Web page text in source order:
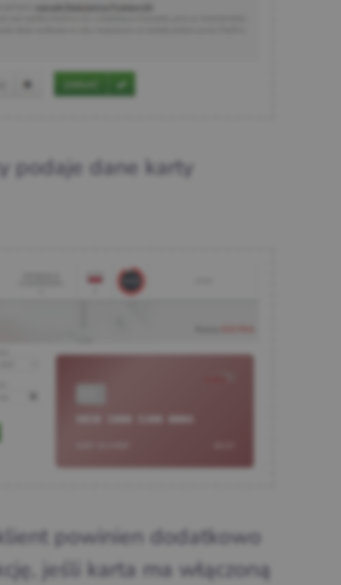
podaje dane karty
powinien dodatkowo
jeśli karta ma włączoną